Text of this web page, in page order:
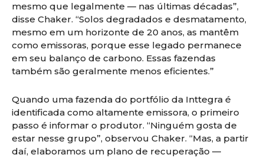
mesmo que legalmente — nas últimas décadas”,
disse Chaker. “Solos degradados e desmatamento,
mesmo em um horizonte de 20 anos, as mantêm
como emissoras, porque esse legado permanece
em seu balanço de carbono. Essas fazendas
também são geralmente menos eficientes.”
Quando uma fazenda do portfólio da Inttegra é
identificada como altamente emissora, o primeiro
passo é informar o produtor. “Ninguém gosta de
estar nesse grupo”, observou Chaker. “Mas, a partir
daí, elaboramos um plano de recuperação —